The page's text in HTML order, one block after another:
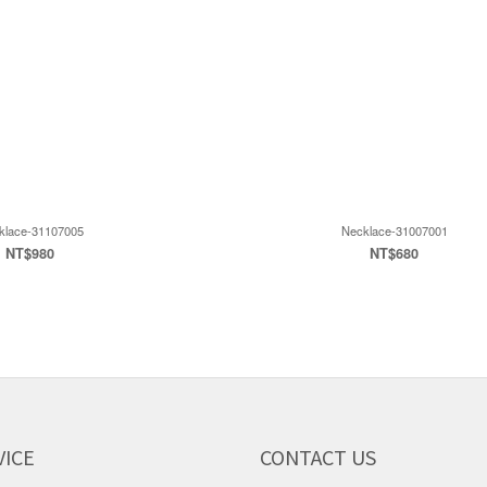
31107005
NT$980
Necklace-31007001
NT$680
CONTACT US